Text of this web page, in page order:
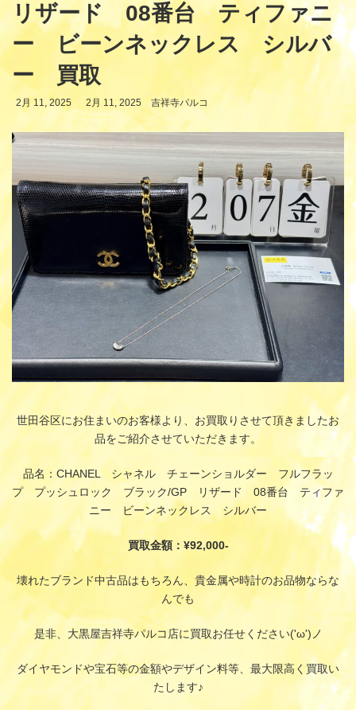
リザード 08番台 ティファニ
ー ビーンネックレス シルバ
ー 買取
2月 11, 2025
最
終
新
:
2月 11, 2025 吉祥寺パルコ
世田谷区にお住まいのお客様より、お買取りさせて頂きましたお
品をご紹介させていただきます。
品名：CHANEL シャネル チェーンショルダー フルフラッ
プ プッシュロック ブラック/GP リザード 08番台 ティファ
ニー ビーンネックレス シルバー
買取金額：¥92,000-
壊れたブランド中古品はもちろん、貴金属や時計のお品物ならな
んでも
是非、大黒屋吉祥寺パルコ店に買取お任せください('ω')ノ
ダイヤモンドや宝石等の金額やデザイン料等、最大限高く買取い
たします♪